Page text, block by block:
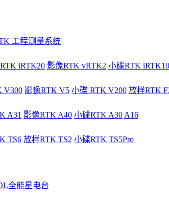
工程测量系统
iRTK20 影像RTK vRTK2 小碟RTK iRTK10
V300 影像RTK V5 小碟 RTK V200 放样RTK
A31 影像RTK A40 小碟RTK A30 A16
TS6 放样RTK TS2 小碟RTK TS5Pro
全能星电台